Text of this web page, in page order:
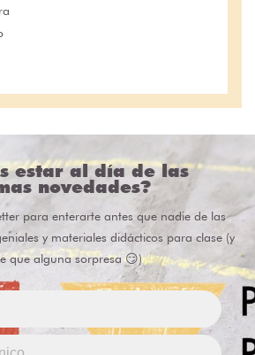
estar al día de las
novedades?
para enterarte antes que nadie de las
y materiales didácticos para clase (y
que alguna sorpresa 😏)